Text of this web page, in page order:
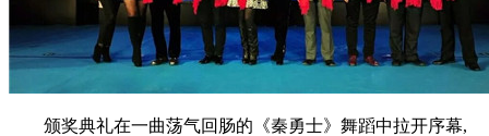
颁奖典礼在一曲荡气回肠的《秦勇士》舞蹈中拉开序幕,